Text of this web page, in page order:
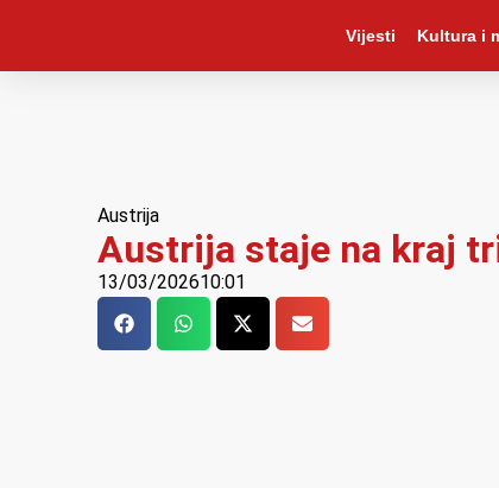
Vijesti Kultura i
Austrija
Austrija staje na kraj
13/03/202610:01